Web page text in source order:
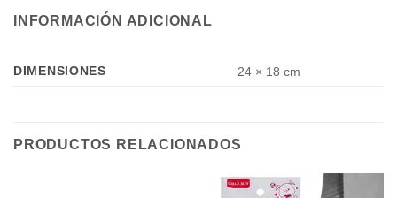
INFORMACIÓN ADICIONAL
DIMENSIONES 24 × 18 cm
PRODUCTOS RELACIONADOS